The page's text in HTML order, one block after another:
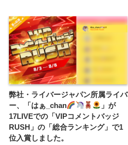
弊社・ライバージャパン所属ライバ
ー、「はぁ_chan
」が
17LIVEでの「VIPコメントバッジ
RUSH」の「総合ランキング」で1
位入賞しました。